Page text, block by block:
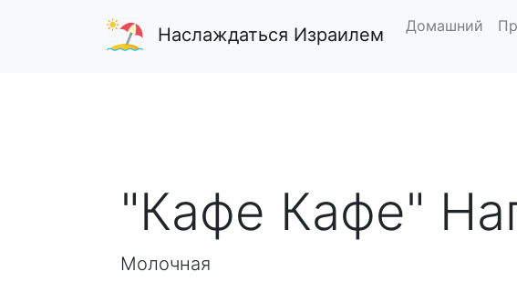
Наслаждаться Израилем Домашний
"Кафе Кафе"
Молочная